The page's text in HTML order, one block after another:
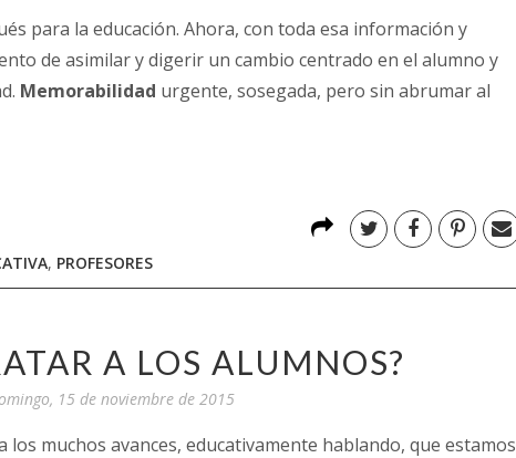
para la educación. Ahora, con toda esa información y
de asimilar y digerir un cambio centrado en el alumno y
Memorabilidad urgente, sosegada, pero sin abrumar al
, PROFESORES
A LOS ALUMNOS?
15 de noviembre de 2015
los muchos avances, educativamente hablando, que estamos